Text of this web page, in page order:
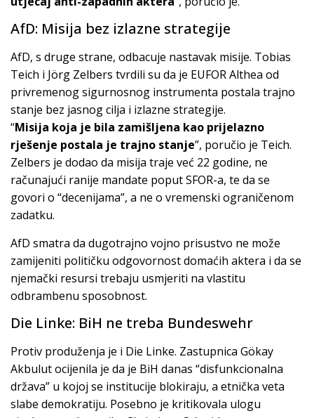
AfD: Misija bez izlazne strategije
AfD, s druge strane, odbacuje nastavak misije. Tobias
Teich i Jörg Zelbers tvrdili su da je EUFOR Althea od
privremenog sigurnosnog instrumenta postala trajno
stanje bez jasnog cilja i izlazne strategije.
“Misija koja je bila zamišljena kao prijelazno
rješenje postala je trajno stanje”, poručio je Teich.
Zelbers je dodao da misija traje već 22 godine, ne
računajući ranije mandate poput SFOR-a, te da se
govori o “decenijama”, a ne o vremenski ograničenom
zadatku.
AfD smatra da dugotrajno vojno prisustvo ne može
zamijeniti političku odgovornost domaćih aktera i da se
njemački resursi trebaju usmjeriti na vlastitu
odbrambenu sposobnost.
Die Linke: BiH ne treba Bundeswehr
Protiv produženja je i Die Linke. Zastupnica Gökay
Akbulut ocijenila je da je BiH danas “disfunkcionalna
država” u kojoj se institucije blokiraju, a etnička veta
slabe demokratiju. Posebno je kritikovala ulogu